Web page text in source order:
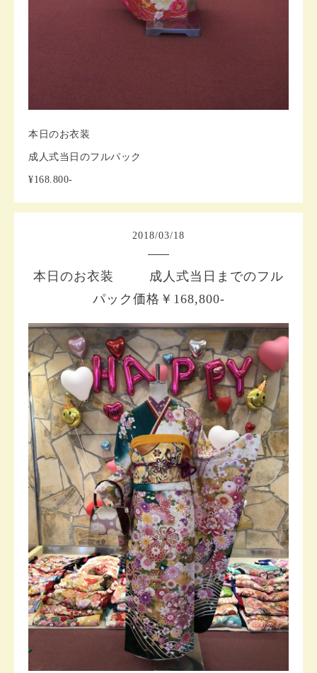
本日のお衣装
成人式当日のフルパック
¥168.800-
2018/03/18
本日のお衣装 成人式当日までのフル
パック価格￥168,800-